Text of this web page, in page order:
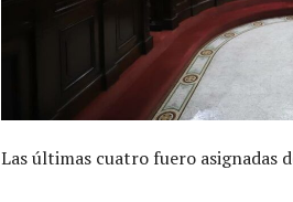
Las últimas cuatro fuero asignadas